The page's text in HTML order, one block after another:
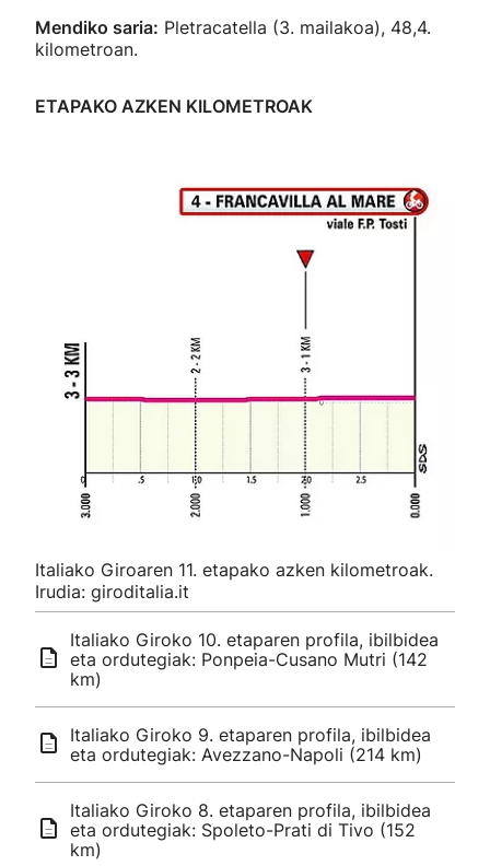
Mendiko saria: Pletracatella (3. mailakoa), 48,4.
kilometroan.
ETAPAKO AZKEN KILOMETROAK
Italiako Giroaren 11. etapako azken kilometroak.
Irudia: giroditalia.it
Italiako Giroko 10. etaparen profila, ibilbidea
eta ordutegiak: Ponpeia-Cusano Mutri (142
km)
Italiako Giroko 9. etaparen profila, ibilbidea
eta ordutegiak: Avezzano-Napoli (214 km)
Italiako Giroko 8. etaparen profila, ibilbidea
eta ordutegiak: Spoleto-Prati di Tivo (152
km)